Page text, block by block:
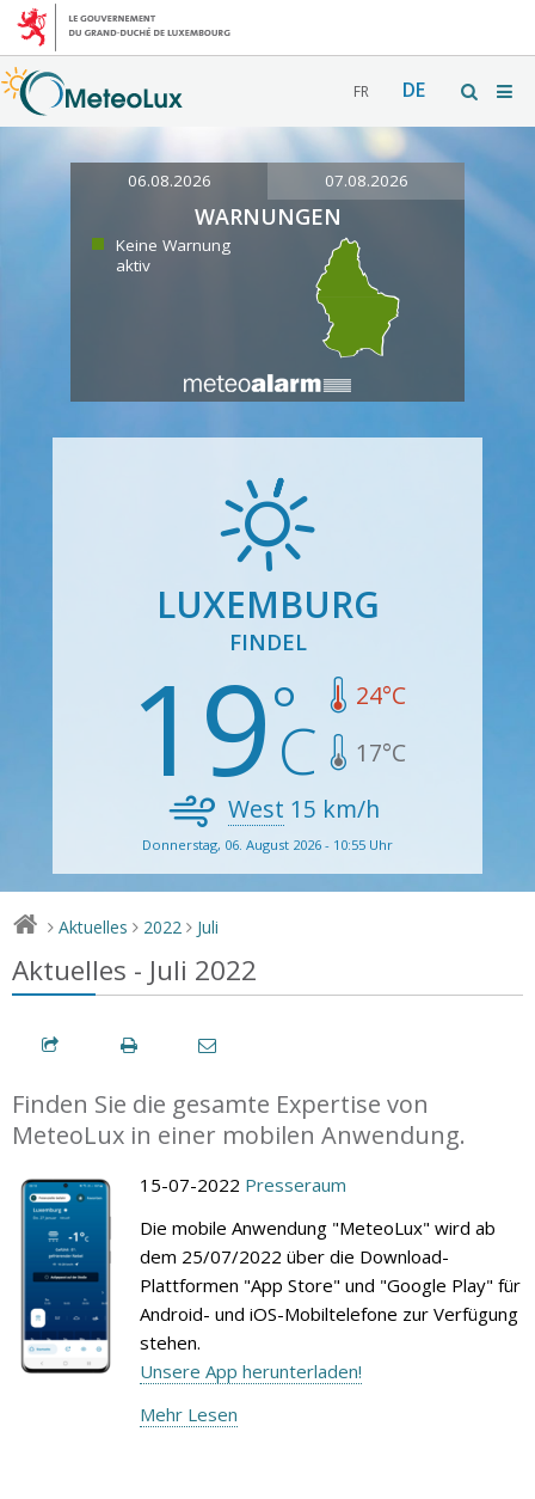
FR DE
06.08.2026 07.08.2026
WARNUNGEN
Keine Warnung
aktiv
LUXEMBURG
FINDEL
19 24°C
17°C
West 15 km/h
Donnerstag, 06. August 2026 - 10:55 Uhr
> Aktuelles > 2022 > Juli
Aktuelles - Juli 2022
Finden Sie die gesamte Expertise von
MeteoLux in einer mobilen Anwendung.
15-07-2022 Presseraum
Die mobile Anwendung "MeteoLux" wird ab
dem 25/07/2022 über die Download-
Plattformen "App Store" und "Google Play" für
Android- und iOS-Mobiltelefone zur Verfügung
stehen.
Unsere App herunterladen!
Mehr Lesen